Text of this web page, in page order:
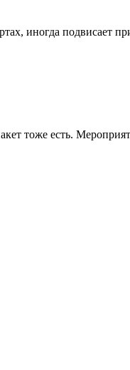
иногда подвисает
тоже есть.